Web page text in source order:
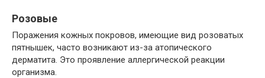
Розовые
Поражения кожных покровов, имеющие вид розоватых
пятнышек, часто возникают из-за атопического
дерматита. Это проявление аллергической реакции
организма.